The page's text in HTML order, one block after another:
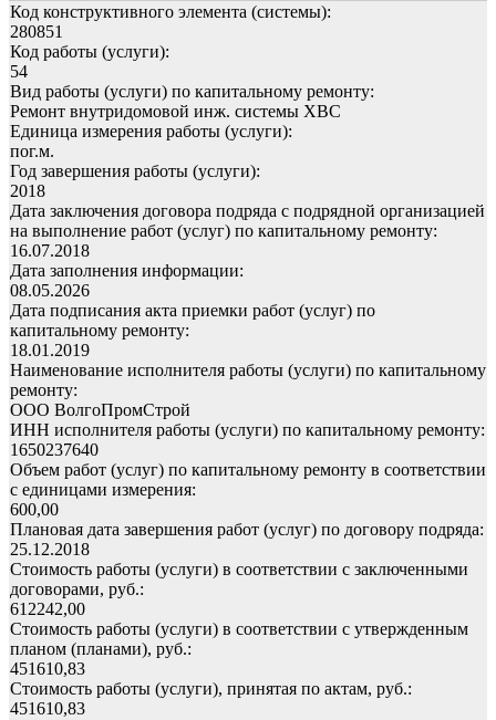
Код конструктивного элемента (системы):
280851
Код работы (услуги):
54
Вид работы (услуги) по капитальному ремонту:
Ремонт внутридомовой инж. системы ХВС
Единица измерения работы (услуги):
пог.м.
Год завершения работы (услуги):
2018
Дата заключения договора подряда с подрядной организацией
на выполнение работ (услуг) по капитальному ремонту:
16.07.2018
Дата заполнения информации:
08.05.2026
Дата подписания акта приемки работ (услуг) по
капитальному ремонту:
18.01.2019
Наименование исполнителя работы (услуги) по капитальному
ремонту:
ООО ВолгоПромСтрой
ИНН исполнителя работы (услуги) по капитальному ремонту:
1650237640
Объем работ (услуг) по капитальному ремонту в соответствии
с единицами измерения:
600,00
Плановая дата завершения работ (услуг) по договору подряда:
25.12.2018
Стоимость работы (услуги) в соответствии с заключенными
договорами, руб.:
612242,00
Стоимость работы (услуги) в соответствии с утвержденным
планом (планами), руб.:
451610,83
Стоимость работы (услуги), принятая по актам, руб.:
451610,83